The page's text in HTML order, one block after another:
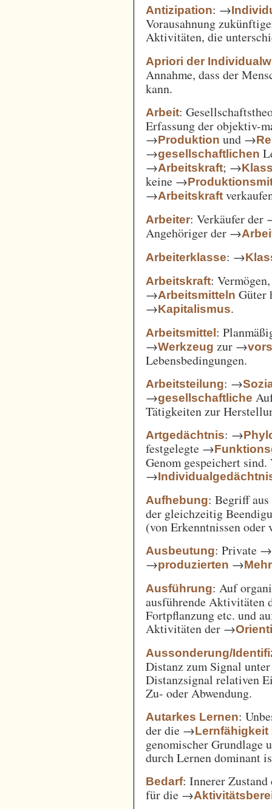
Antizipation: →
Vorausahnung
Aktivitäten, die
Apriori der
Annahme, dass der
kann.
Arbeit:
Erfassung der objektiv-
→Produktion und →
→gesellschaftlichen
→Arbeitskraft; →
keine →
→Arbeitskraft
Arbeiter: Verkäufer der
Angehöriger der →
Arbeiterklasse: →
Arbeitskraft:
→Arbeitsmitteln Güter
→Kapitalismus.
Arbeitsmittel:
→Werkzeug zur →
Lebensbedingungen.
Arbeitsteilung: →
→gesellschaftliche
Tätigkeiten zur
Artgedächtnis: →
festgelegte →
Genom gespeichert sind.
→
Aufhebung: Begriff
der gleichzeitig
(von Erkenntnissen
Ausbeutung: Private →
→produzierten →
Ausführung: Auf
ausführende Aktivitäten
Fortpflanzung etc. und
Aktivitäten der →
Aussonderung/
Distanz zum Signal
Distanzsignal relativen
Zu- oder Abwendung.
Autarkes Lernen:
der die →Lernfähigkeit
genomischer Grundlage
durch Lernen dominant
Bedarf: Innerer
für die →